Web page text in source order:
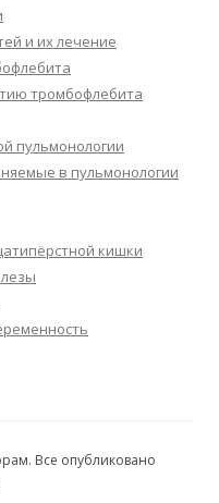
и их лечение
тромбофлебита
пульмонологии
в пульмонологии
кишки
Все опубликовано